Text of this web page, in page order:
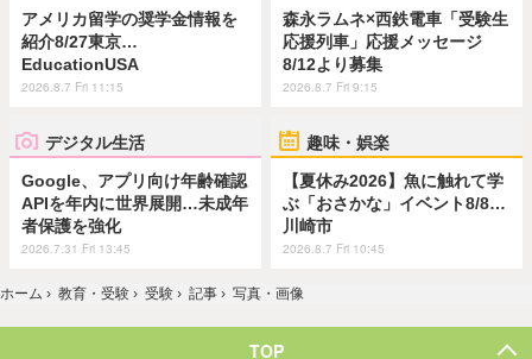
アメリカ留学の奨学金情報を
紹介8/27東京…
EducationUSA
2026.8.7 Fri 11:15
森永ラムネ×西鉄電車「受験生
応援列車」応援メッセージ
8/12より募集
2026.8.7 Fri 9:15
デジタル生活
Google、アプリ向け年齢確認
APIを年内に世界展開…未成年
者保護を強化
2026.7.31 Fri 13:45
趣味・娯楽
【夏休み2026】魚に触れて学
ぶ「おさかな」イベント8/8…
川崎市
2026.8.7 Fri 10:45
ホーム › 教育・受験 › 受験 › 記事 › 写真・画像
TOP